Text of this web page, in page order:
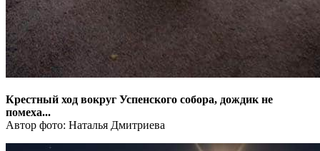
Крестный ход вокруг Успенского собора, дождик не
помеха...
Автор фото: Наталья Дмитриева